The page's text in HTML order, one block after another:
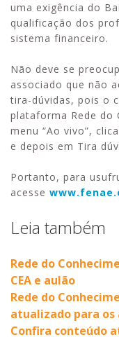
uma exigência do
qualificação dos
sistema financeiro.
Não deve se
associado que não
tira-dúvidas, pois o
plataforma Rede do
menu “Ao vivo”,
e depois em Tira
Portanto, para
acesse
Leia também
Rede do
CEA e aulão
Rede do
atualizado para os
Confira conteúdo